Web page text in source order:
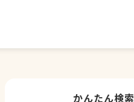
かんたん検索